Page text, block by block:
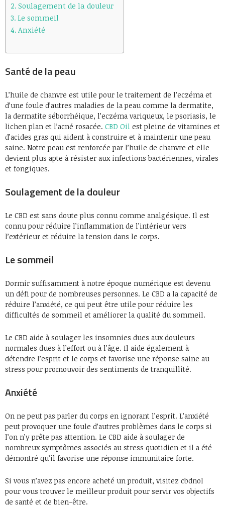
Soulagement de la douleur
Le sommeil
Anxiété
Santé de la peau
L’huile de chanvre est utile pour le traitement de l’eczéma et
d’une foule d’autres maladies de la peau comme la dermatite,
la dermatite séborrhéique, l’eczéma variqueux, le psoriasis, le
lichen plan et l’acné rosacée. CBD Oil est pleine de vitamines et
d’acides gras qui aident à construire et à maintenir une peau
saine. Notre peau est renforcée par l’huile de chanvre et elle
devient plus apte à résister aux infections bactériennes, virales
et fongiques.
Soulagement de la douleur
Le CBD est sans doute plus connu comme analgésique. Il est
connu pour réduire l’inflammation de l’intérieur vers
l’extérieur et réduire la tension dans le corps.
Le sommeil
Dormir suffisamment à notre époque numérique est devenu
un défi pour de nombreuses personnes. Le CBD a la capacité de
réduire l’anxiété, ce qui peut être utile pour réduire les
difficultés de sommeil et améliorer la qualité du sommeil.
Le CBD aide à soulager les insomnies dues aux douleurs
normales dues à l’effort ou à l’âge. Il aide également à
détendre l’esprit et le corps et favorise une réponse saine au
stress pour promouvoir des sentiments de tranquillité.
Anxiété
On ne peut pas parler du corps en ignorant l’esprit. L’anxiété
peut provoquer une foule d’autres problèmes dans le corps si
l’on n’y prête pas attention. Le CBD aide à soulager de
nombreux symptômes associés au stress quotidien et il a été
démontré qu’il favorise une réponse immunitaire forte.
Si vous n’avez pas encore acheté un produit, visitez cbdnol
pour vous trouver le meilleur produit pour servir vos objectifs
de santé et de bien-être.